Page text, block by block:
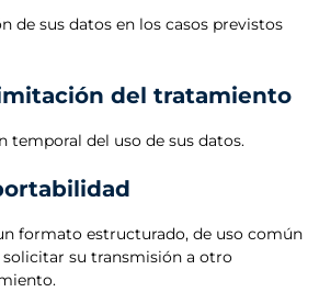
de sus datos en los casos previstos
del tratamiento
temporal del uso de sus datos.
formato estructurado, de uso común
su transmisión a otro